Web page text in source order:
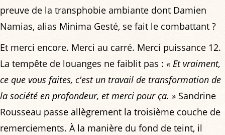
preuve de la transphobie ambiante dont Damien
Namias, alias Minima Gesté, se fait le combattant ?
Et merci encore. Merci au carré. Merci puissance 12.
La tempête de louanges ne faiblit pas : « Et vraiment,
ce que vous faites, c'est un travail de transformation de
la société en profondeur, et merci pour ça. » Sandrine
Rousseau passe allègrement la troisième couche de
remerciements. À la manière du fond de teint, il